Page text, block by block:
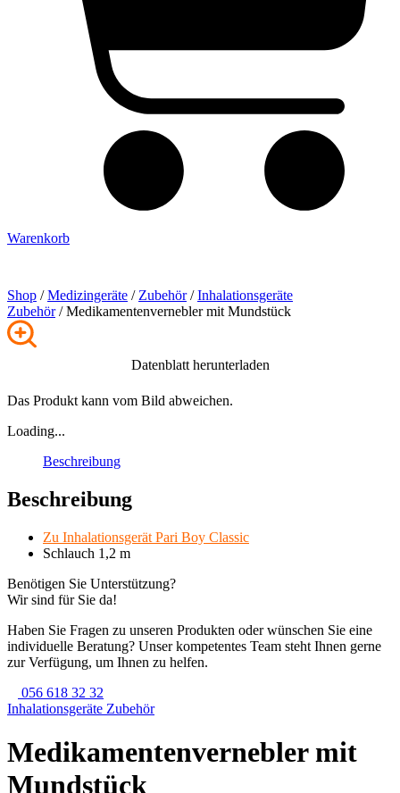
Warenkorb
Shop /Medizingeräte / Zubehör/Inhalationsgeräte
Zubehör/ Medikamentenvernebler mit Mundstück
Datenblatt herunterladen
Das Produkt kann vom Bild abweichen.
Loading...
Beschreibung
Beschreibung
Zu Inhalationsgerät Pari Boy Classic
Schlauch 1,2 m
Benötigen Sie Unterstützung?
Wir sind für Sie da!
Haben Sie Fragen zu unseren Produkten oder wünschen Sie eine
individuelle Beratung? Unser kompetentes Team steht Ihnen gerne
zur Verfügung, um Ihnen zu helfen.
056 618 32 32
Inhalationsgeräte Zubehör
Medikamentenvernebler mit
Mundstück